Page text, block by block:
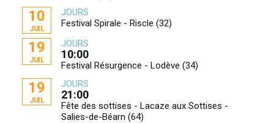
10
JUIL
JOURS
Festival Spirale - Riscle (32)
19
JUIL
JOURS
10:00
Festival Résurgence - Lodève (34)
19
JUIL
JOURS
21:00
Fête des sottises - Lacaze aux Sottises -
Salies-de-Béarn (64)